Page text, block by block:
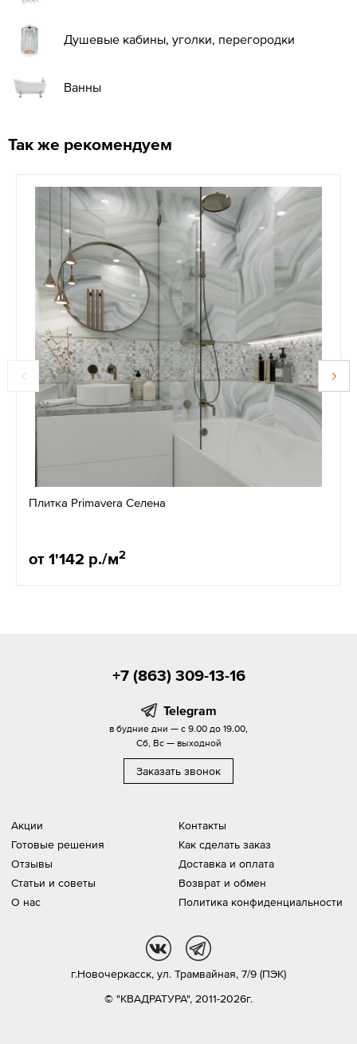
Душевые кабины, уголки, перегородки
Ванны
Так же рекомендуем
Плитка Primavera Селена
от 1'142 р./м2
Акции
Готовые решения
Отзывы
Статьи и советы
О нас
Контакты
Как сделать заказ
Доставка и оплата
Возврат и обмен
Политика конфиденциальности
+7 (863) 309-13-16
Telegram
в будние дни — с 9.00 до 19.00,
Сб, Вс — выходной
Заказать звонок
© "КВАДРАТУРА", 2011-2026г.
г.Новочеркасск, ул. Трамвайная, 7/9 (ПЭК)
vk tg